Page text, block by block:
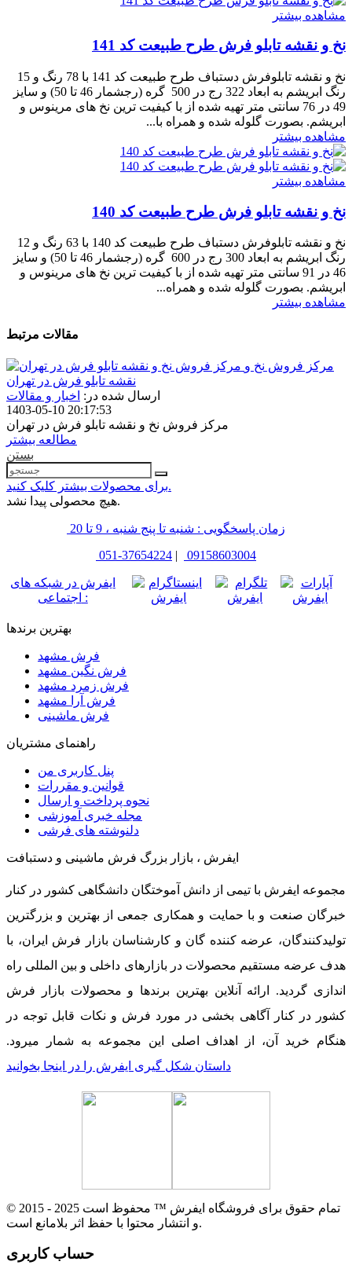
مشاهده بیشتر
نخ و نقشه تابلو فرش طرح طبیعت کد 141
نخ و نقشه تابلوفرش دستباف طرح طبیعت کد 141 با 78 رنگ و 15
رنگ ابریشم به ابعاد 322 رج در 500 گره (رجشمار 46 تا 50) و سایز
49 در 76 سانتی متر تهیه شده از با کیفیت ترین نخ های مرینوس و
ابریشم. بصورت گلوله شده و همراه با...
مشاهده بیشتر
مشاهده بیشتر
نخ و نقشه تابلو فرش طرح طبیعت کد 140
نخ و نقشه تابلوفرش دستباف طرح طبیعت کد 140 با 63 رنگ و 12
رنگ ابریشم به ابعاد 300 رج در 600 گره (رجشمار 46 تا 50) و سایز
46 در 91 سانتی متر تهیه شده از با کیفیت ترین نخ های مرینوس و
ابریشم. بصورت گلوله شده و همراه...
مشاهده بیشتر
مقالات مرتبط
مرکز فروش نخ و
نقشه تابلو فرش در تهران
ارسال شده در: اخبار و مقالات
1403-05-10 20:17:53
مرکز فروش نخ و نقشه تابلو فرش در تهران
مطالعه بیشتر
بستن
برای محصولات بیشتر کلیک کنید.
هیچ محصولی پیدا نشد.
زمان پاسخگویی : شنبه تا پنج شنبه ، 9 تا 20
051-37654224 | 09158603004
ایفرش در شبکه های
اجتماعی :
بهترین برندها
فرش مشهد
فرش نگین مشهد
فرش زمرد مشهد
فرش آرا مشهد
فرش ماشینی
راهنمای مشتریان
پنل کاربری من
قوانین و مقررات
نحوه پرداخت و ارسال
مجله خبری آموزشی
دلنوشته های فرشی
ایفرش ، بازار بزرگ فرش ماشینی و دستبافت
مجموعه ایفرش با تیمی از دانش آموختگان دانشگاهی کشور در کنار
خبرگان صنعت و با حمایت و همکاری جمعی از بهترین و بزرگترین
تولیدکنندگان، عرضه کننده گان و کارشناسان بازار فرش ایران، با
هدف عرضه مستقیم محصولات در بازارهای داخلی و بین المللی راه
اندازی گردید. ارائه آنلاین بهترین برندها و محصولات بازار فرش
کشور در کنار آگاهی بخشی در مورد فرش و نکات قابل توجه در
هنگام خرید آن، از اهداف اصلی این مجموعه به شمار میرود.
داستان شکل گیری ایفرش را در اینجا بخوانید
© 2015 - 2025 تمام حقوق برای فروشگاه ایفرش ™ محفوظ است
و انتشار محتوا با حفظ اثر بلامانع است.
حساب کاربری